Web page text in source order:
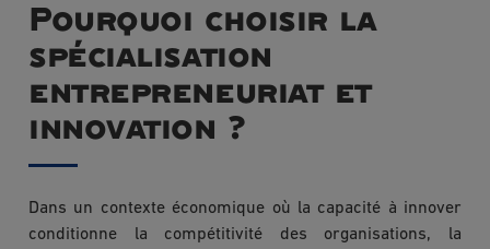
FR
Pourquoi choisir la
spécialisation
entrepreneuriat et
innovation ?
Dans un contexte économique où la capacité à innover
conditionne la compétitivité des organisations, la